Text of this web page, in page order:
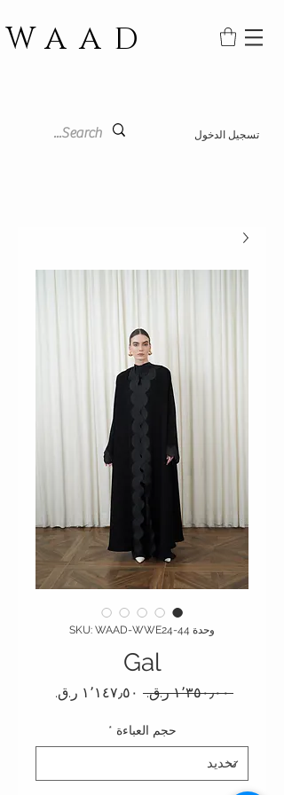
WAAD
تسجيل الدخول
وحدة SKU: WAAD-WWE24-44
Gal
‏١٬٣٥٠٫٠٠ ر.ق.‏ سعر عادي
حجم العباءة *